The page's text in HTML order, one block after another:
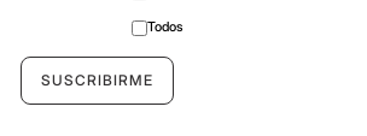
Todos